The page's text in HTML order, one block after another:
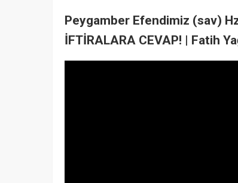
Peygamber Efendimiz (sav)
İFTİRALARA CEVAP! | Fatih